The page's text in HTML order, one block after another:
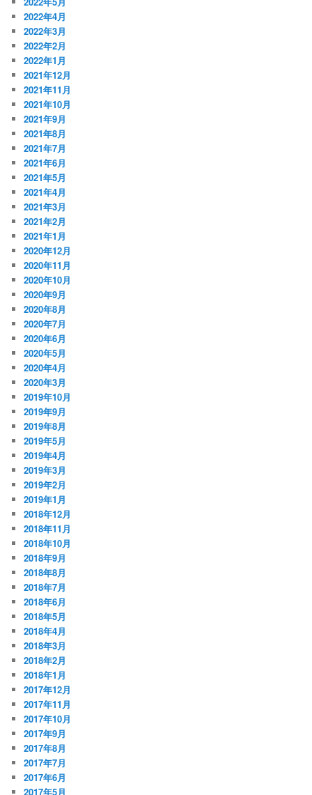
2022年4月
2022年3月
2022年2月
2022年1月
2021年12月
2021年11月
2021年10月
2021年9月
2021年8月
2021年7月
2021年6月
2021年5月
2021年4月
2021年3月
2021年2月
2021年1月
2020年12月
2020年11月
2020年10月
2020年9月
2020年8月
2020年7月
2020年6月
2020年5月
2020年4月
2020年3月
2019年10月
2019年9月
2019年8月
2019年5月
2019年4月
2019年3月
2019年2月
2019年1月
2018年12月
2018年11月
2018年10月
2018年9月
2018年8月
2018年7月
2018年6月
2018年5月
2018年4月
2018年3月
2018年2月
2018年1月
2017年12月
2017年11月
2017年10月
2017年9月
2017年8月
2017年7月
2017年6月
2017年5月